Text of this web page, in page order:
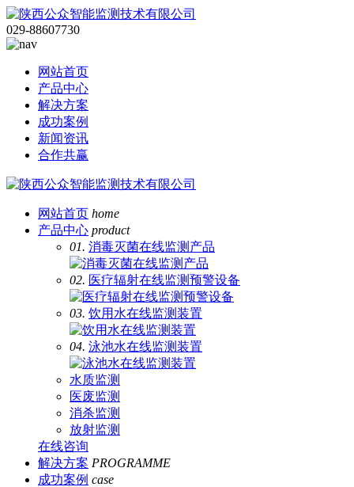
029-88607730
网站首页
产品中心
解决方案
成功案例
新闻资讯
合作共赢
网站首页 home
产品中心 product
01. 消毒灭菌在线监测产品
02. 医疗辐射在线监测预警设备
03. 饮用水在线监测装置
04. 泳池水在线监测装置
水质监测
医废监测
消杀监测
放射监测
在线咨询
解决方案 PROGRAMME
成功案例 case